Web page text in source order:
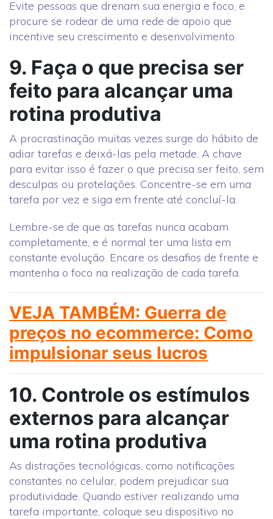
Evite pessoas que drenam sua energia e foco, e
procure se rodear de uma rede de apoio que
incentive seu crescimento e desenvolvimento.
9. Faça o que precisa ser
feito para alcançar uma
rotina produtiva
A procrastinação muitas vezes surge do hábito de
adiar tarefas e deixá-las pela metade. A chave
para evitar isso é fazer o que precisa ser feito, sem
desculpas ou protelações. Concentre-se em uma
tarefa por vez e siga em frente até concluí-la.
Lembre-se de que as tarefas nunca acabam
completamente, e é normal ter uma lista em
constante evolução. Encare os desafios de frente e
mantenha o foco na realização de cada tarefa.
VEJA TAMBÉM: Guerra de
preços no ecommerce: Como
impulsionar seus lucros
10. Controle os estímulos
externos para alcançar
uma rotina produtiva
As distrações tecnológicas, como notificações
constantes no celular, podem prejudicar sua
produtividade. Quando estiver realizando uma
tarefa importante, coloque seu dispositivo no